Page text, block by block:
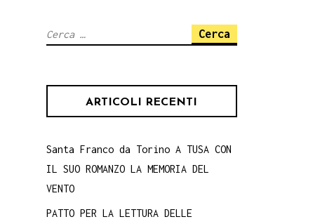
Ricerca
ARTICOLI RECENTI
Santa Franco da Torino A TUSA CON
IL SUO ROMANZO LA MEMORIA DEL
VENTO
PATTO PER LA LETTURA DELLE